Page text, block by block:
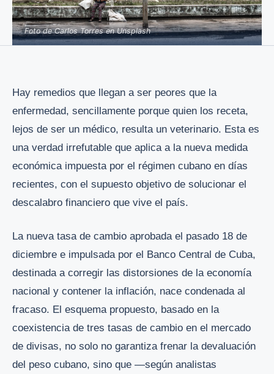
Foto de Carlos Torres en Unsplash
Hay remedios que llegan a ser peores que la
enfermedad, sencillamente porque quien los receta,
lejos de ser un médico, resulta un veterinario. Esta es
una verdad irrefutable que aplica a la nueva medida
económica impuesta por el régimen cubano en días
recientes, con el supuesto objetivo de solucionar el
descalabro financiero que vive el país.
La nueva tasa de cambio aprobada el pasado 18 de
diciembre e impulsada por el Banco Central de Cuba,
destinada a corregir las distorsiones de la economía
nacional y contener la inflación, nace condenada al
fracaso. El esquema propuesto, basado en la
coexistencia de tres tasas de cambio en el mercado
de divisas, no solo no garantiza frenar la devaluación
del peso cubano, sino que —según analistas